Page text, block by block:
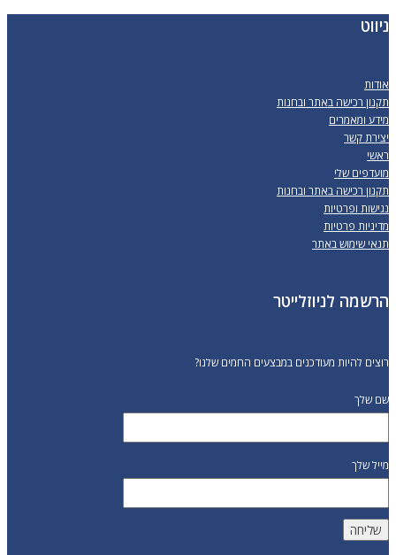
ניווט
אודות
תקנון רכישה באתר ובחנות
מידע ומאמרים
יצירת קשר
ראשי
מועדפים שלי
תקנון רכישה באתר ובחנות
נגישות ופרטיות
מדיניות פרטיות
תנאי שימוש באתר
הרשמה לניוזלייטר
רוצים להיות מעודכנים במבצעים החמים שלנו?
שם שלך
מייל שלך